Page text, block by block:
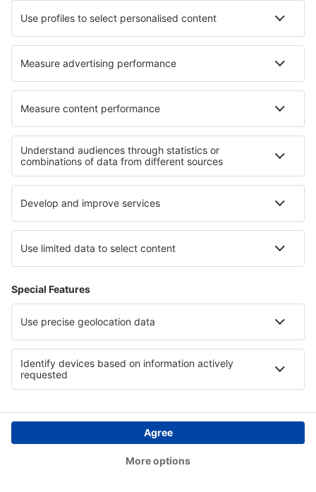
198
1 Bekijk de deal
18 jan. (maa) BRU - NCE
13:45 17:30 3h 45min details
Retour
20 jan. (woe) NCE - BRU
15:05 19:10
Totale prijs voor alle tickets (exclusief servicekosten
per
Prijs voor persoon, retour:
198EUR
1
Vertrek